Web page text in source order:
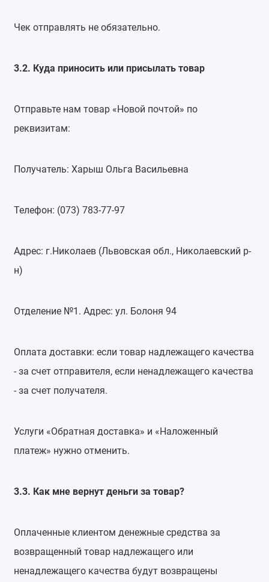
Чек отправлять не обязательно.
3.2. Куда приносить или присылать товар
Отправьте нам товар «Новой почтой» по
реквизитам:
Получатель: Харыш Ольга Васильевна
Телефон: (073) 783-77-97
Адрес: г.Николаев (Львовская обл., Николаевский р-
н)
Отделение №1. Адрес: ул. Болоня 94
Оплата доставки: если товар надлежащего качества
- за счет отправителя, если ненадлежащего качества
- за счет получателя.
Услуги «Обратная доставка» и «Наложенный
платеж» нужно отменить.
3.3. Как мне вернут деньги за товар?
Оплаченные клиентом денежные средства за
возвращенный товар надлежащего или
ненадлежащего качества будут возвращены